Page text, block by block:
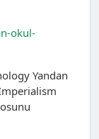
okul-
Yandan